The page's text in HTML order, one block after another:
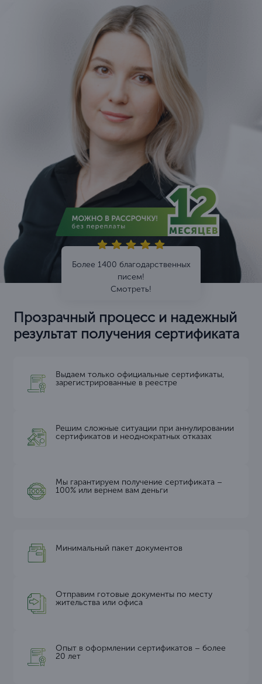
Более 1400 благодарственных
писем!
Смотреть!
Прозрачный процесс и надежный
результат получения сертификата
Выдаем только официальные сертификаты,
зарегистрированные в реестре
Решим сложные ситуации при аннулировании
сертификатов и неоднократных отказах
Мы гарантируем получение сертификата –
100% или вернем вам деньги
Минимальный пакет документов
Отправим готовые документы по месту
жительства или офиса
Опыт в оформлении сертификатов – более
20 лет